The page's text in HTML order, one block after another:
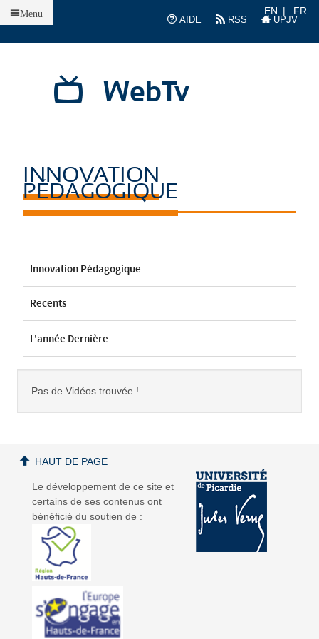
AIDE
RSS UPJV
EN FR
WebTv
Menu
INNOVATION
PÉDAGOGIQUE
Innovation Pédagogique
Recents
L'année Dernière
Pas de Vidéos trouvée !
Le développement de ce site et
certains de ses contenus ont
bénéficié du soutien de :
HAUT DE PAGE